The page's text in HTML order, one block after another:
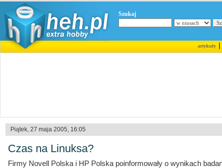
Szukaj
artykuły|
Piątek, 27 maja 2005, 16:05
Czas na Linuksa?
Firmy Novell Polska i HP Polska poinformowały o wynikach